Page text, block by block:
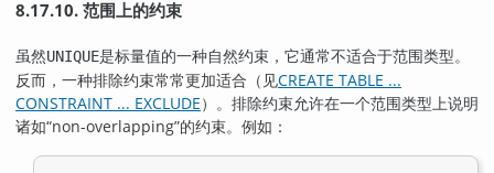
8.17.10. 范围上的约束
虽然UNIQUE是标量值的一种自然约束，它通常不适合于范围类型。
反而，一种排除约束常常更加适合（见CREATE TABLE ...
CONSTRAINT ... EXCLUDE）。排除约束允许在一个范围类型上说明
诸如“non-overlapping”的约束。例如：